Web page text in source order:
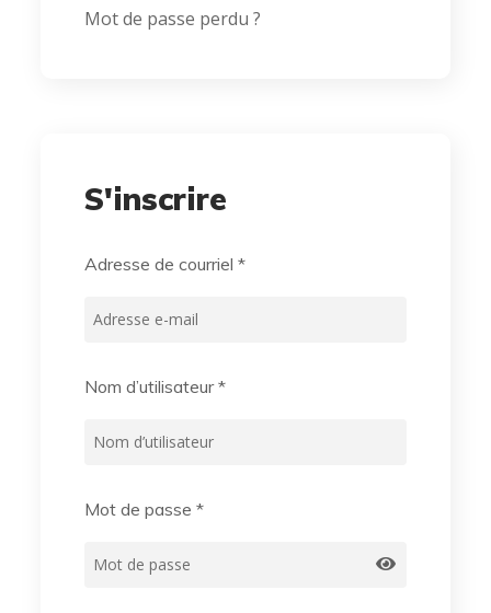
Mot de passe perdu ?
S'inscrire
Adresse de courriel*
Nom d’utilisateur*
Mot de passe*